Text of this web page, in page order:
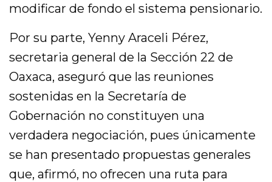
modificar de fondo el sistema pensionario.
Por su parte, Yenny Araceli Pérez,
secretaria general de la Sección 22 de
Oaxaca, aseguró que las reuniones
sostenidas en la Secretaría de
Gobernación no constituyen una
verdadera negociación, pues únicamente
se han presentado propuestas generales
que, afirmó, no ofrecen una ruta para